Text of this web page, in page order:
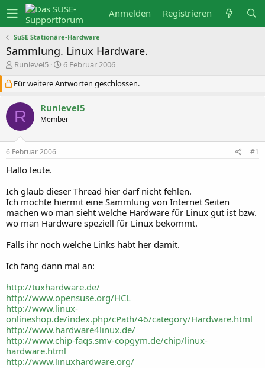
Anmelden Registrieren
SuSE Stationäre-Hardware
Sammlung. Linux Hardware.
E
s
t
e
Runlevel5
E
s
t
l
l
m
6 Februar 2006
Für weitere Antworten geschlossen.
R Runlevel5
Member
6 Februar 2006 #1
Hallo leute.
Ich glaub dieser Thread hier darf nicht fehlen.
Ich möchte hiermit eine Sammlung von Internet Seiten
machen wo man sieht welche Hardware für Linux gut ist bzw.
wo man Hardware speziell für Linux bekommt.
Falls ihr noch welche Links habt her damit.
Ich fang dann mal an:
http://tuxhardware.de/
http://www.opensuse.org/HCL
http://www.linux-
onlineshop.de/index.php/cPath/46/category/Hardware.html
http://www.hardware4linux.de/
http://www.chip-faqs.smv-copgym.de/chip/linux-
hardware.html
http://www.linuxhardware.org/